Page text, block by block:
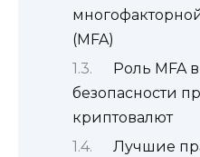
(MFA)
Роль MFA
безопасности
криптовалют
Лучшие